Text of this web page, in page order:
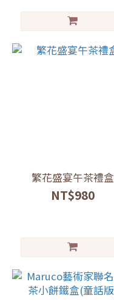
繁花盛宴午茶禮盒
NT$980